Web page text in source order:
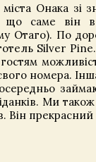
міста Онака
що саме він
Отаго). По
Silver
номера.
Ми
Він